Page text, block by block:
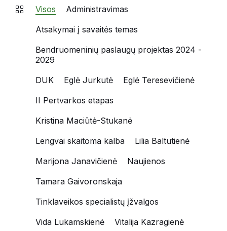
Visos
Administravimas
Atsakymai į savaitės temas
Bendruomeninių paslaugų projektas 2024 -
2029
DUK
Eglė Jurkutė
Eglė Teresevičienė
II Pertvarkos etapas
Kristina Maciūtė-Stukanė
Lengvai skaitoma kalba
Lilia Baltutienė
Marijona Janavičienė
Naujienos
Tamara Gaivoronskaja
Tinklaveikos specialistų įžvalgos
Vida Lukamskienė
Vitalija Kazragienė